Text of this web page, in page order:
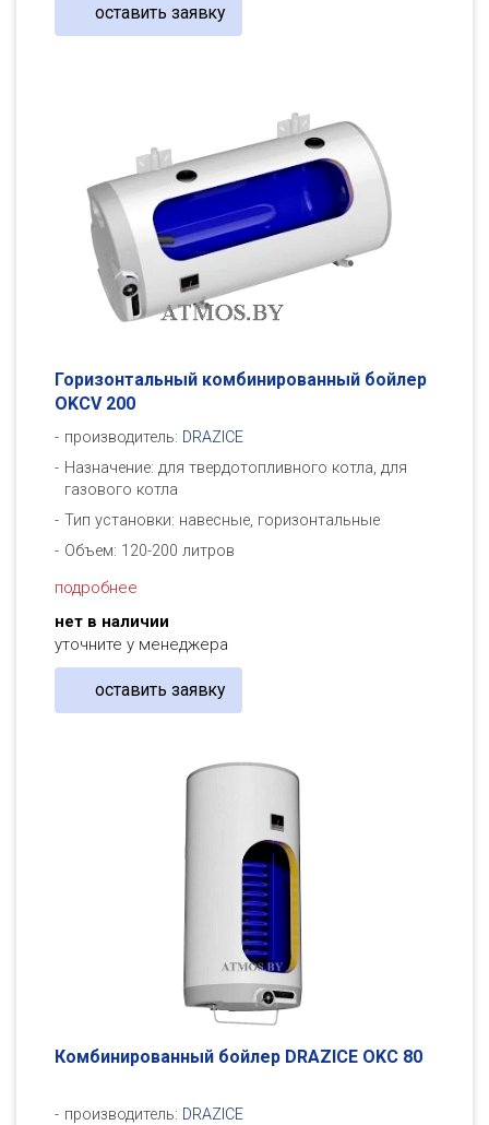
оставить заявку
Горизонтальный комбинированный бойлер
OKCV 200
производитель: DRAZICE
Назначение: для твердотопливного котла, для
газового котла
Тип установки: навесные, горизонтальные
Объем: 120-200 литров
подробнее
нет в наличии
уточните у менеджера
оставить заявку
Комбинированный бойлер DRAZICE OKC 80
производитель: DRAZICE